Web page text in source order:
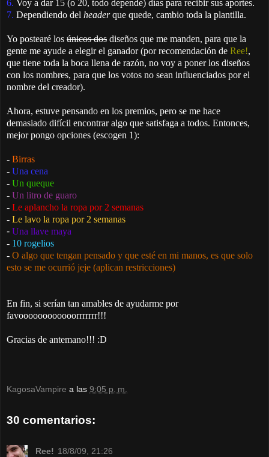
6. Voy a dar 15 (o 20, todo depende) días para recibir sus aportes.
7. Dependiendo del headerque quede, cambio toda la plantilla.
Yo postearé los únicos dos diseños que me manden, para que la
gente me ayude a elegir el ganador (por recomendación de Ree!,
que tiene toda la boca llena de razón, no voy a poner los diseños
con los nombres, para que los votos no sean influenciados por el
nombre del creador).
Ahora, estuve pensando en los premios, pero se me hace
demasiado difícil encontrar algo que satisfaga a todos. Entonces,
mejor pongo opciones (escogen 1):
- Birras
- Una cena
- Un queque
- Un litro de guaro
- Le aplancho la ropa por 2 semanas
- Le lavo la ropa por 2 semanas
- Una llave maya
- 10 rogelios
- O algo que tengan pensado y que esté en mi manos, es que solo
esto se me ocurrió jeje (aplican restricciones)
En fin, si serían tan amables de ayudarme por
favoooooooooooorrrrrrr!!!
Gracias de antemano!!! :D
KagosaVampire a las 9:05 p. m.
30 comentarios:
Ree! 18/8/09, 21:26